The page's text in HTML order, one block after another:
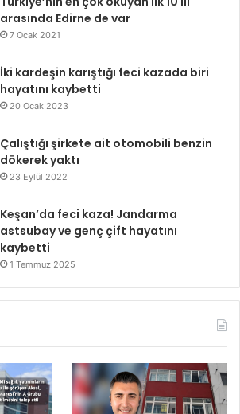
arasında Edirne de var
7 Ocak 2021
İki kardeşin karıştığı feci kazada biri
hayatını kaybetti
20 Ocak 2023
Çalıştığı şirkete ait otomobili benzin
dökerek yaktı
23 Eylül 2022
Keşan’da feci kaza! Jandarma
astsubay ve genç çift hayatını
kaybetti
1 Temmuz 2025